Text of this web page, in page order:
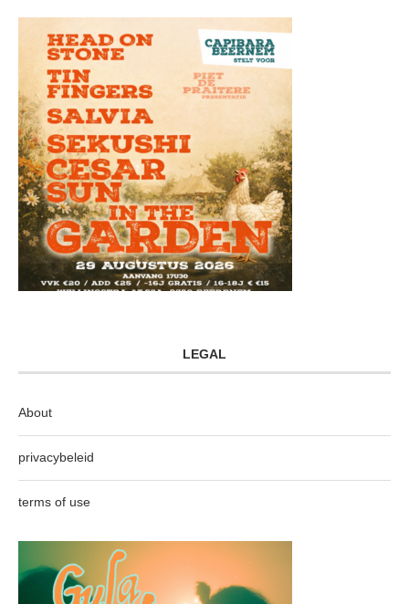
LEGAL
About
privacybeleid
terms of use